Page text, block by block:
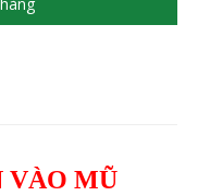
VÀO MŨ